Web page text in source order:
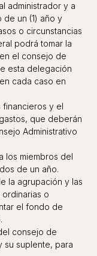
administrador y a
de un (1) año y
o circunstancias
podrá tomar la
el consejo de
esta delegación
cada caso en
financieros y el
que deberán
Administrativo
los miembros del
de un año.
la agrupación y las
o
el fondo de
consejo de
su suplente, para